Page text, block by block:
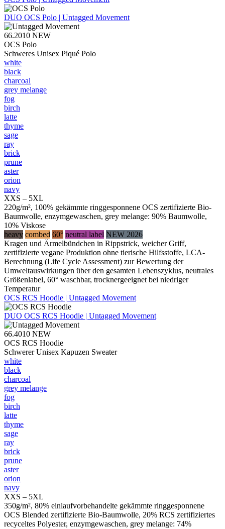
DUO OCS Polo | Untagged Movement
66.2010 NEW
OCS Polo
Schweres Unisex Piqué Polo
white
black
charcoal
grey melange
fog
birch
latte
thyme
sage
ray
brick
prune
aster
orion
navy
XXS – 5XL
220g/m², 100% gekämmte ringgesponnene OCS zertifizierte Bio-
Baumwolle, enzymgewaschen, grey melange: 90% Baumwolle,
10% Viskose
heavy combed 60° neutral label NEW 2026
Kragen und Ärmelbündchen in Rippstrick, weicher Griff,
zertifizierte vegane Produktion ohne tierische Hilfsstoffe, LCA-
Berechnung (Life Cycle Assessment) zur Bewertung der
Umweltauswirkungen über den gesamten Lebenszyklus, neutrales
Größenlabel, 60° waschbar, trocknergeeignet bei niedriger
Temperatur
OCS RCS Hoodie | Untagged Movement
DUO OCS RCS Hoodie | Untagged Movement
66.4010 NEW
OCS RCS Hoodie
Schwerer Unisex Kapuzen Sweater
white
black
charcoal
grey melange
fog
birch
latte
thyme
sage
ray
brick
prune
aster
orion
navy
XXS – 5XL
350g/m², 80% einlaufvorbehandelte gekämmte ringgesponnene
OCS Blended zertifizierte Bio-Baumwolle, 20% RCS zertifiziertes
recyceltes Polyester, enzymgewaschen, grey melange: 74%